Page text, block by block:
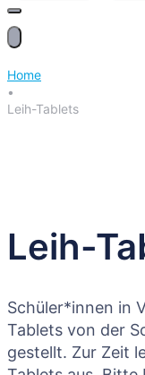
Home
•
Leih-Tablets
Leih-
Schüler*innen in
Tablets von der
gestellt. Zur Zeit